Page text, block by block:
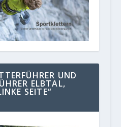
UND
ELBTAL,
SEITE“